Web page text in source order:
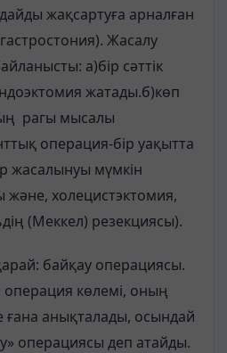
жақсартуға арналған
Жасалу
а)бір сәттік
жатады.б)көп
рагы мысалы
операция-бір уақытта
жасалынуы мүмкін
және, холецистэктомия,
(Меккел) резекциясы).
байқау операциясы.
операция көлемі, оның
ғана анықталады, осындай
операциясы деп атайды.